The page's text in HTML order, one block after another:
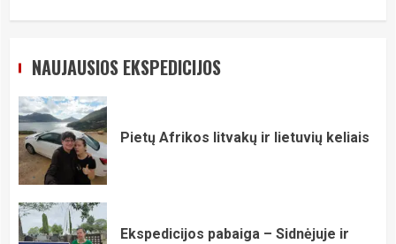
NAUJAUSIOS EKSPEDICIJOS
Pietų Afrikos litvakų ir lietuvių keliais
Ekspedicijos pabaiga – Sidnėjuje ir